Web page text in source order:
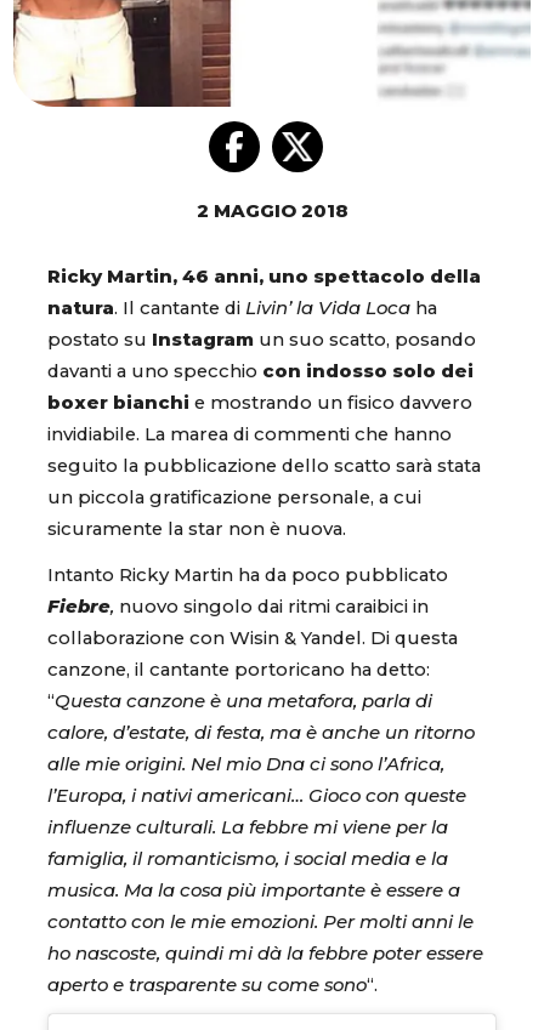
2 MAGGIO 2018
Ricky Martin, 46 anni, uno spettacolo della
natura. Il cantante di Livin’ la Vida Loca ha
postato su Instagram un suo scatto, posando
davanti a uno specchio con indosso solo dei
boxer bianchi e mostrando un fisico davvero
invidiabile. La marea di commenti che hanno
seguito la pubblicazione dello scatto sarà stata
un piccola gratificazione personale, a cui
sicuramente la star non è nuova.
Intanto Ricky Martin ha da poco pubblicato
Fiebre, nuovo singolo dai ritmi caraibici in
collaborazione con Wisin & Yandel. Di questa
canzone, il cantante portoricano ha detto:
“Questa canzone è una metafora, parla di
calore, d’estate, di festa, ma è anche un ritorno
alle mie origini. Nel mio Dna ci sono l’Africa,
l’Europa, i nativi americani… Gioco con queste
influenze culturali. La febbre mi viene per la
famiglia, il romanticismo, i social media e la
musica. Ma la cosa più importante è essere a
contatto con le mie emozioni. Per molti anni le
ho nascoste, quindi mi dà la febbre poter essere
aperto e trasparente su come sono“.